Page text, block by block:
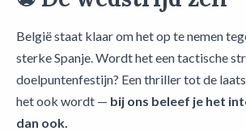
België staat klaar om het op te nemen
sterke Spanje. Wordt het een tactische
doelpuntenfestijn? Een thriller tot de
het ook wordt — bij ons beleef je het
dan ook.